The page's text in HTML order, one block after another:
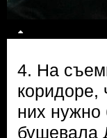
4. На
коридоре,
них нужно
бушевала